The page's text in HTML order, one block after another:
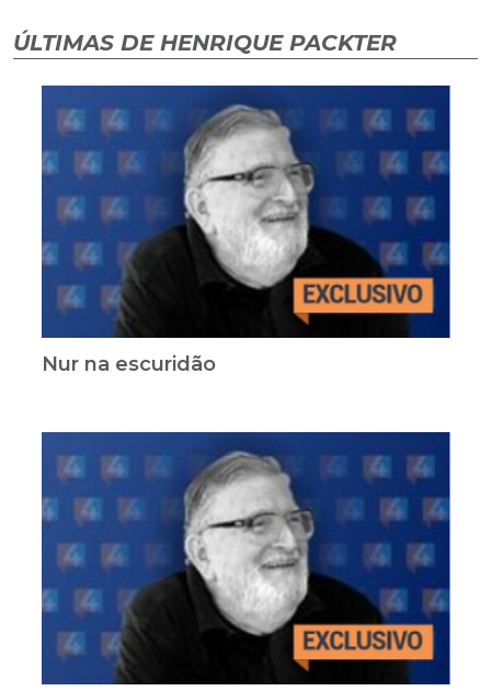
ÚLTIMAS DE HENRIQUE PACKTER
Nur na escuridão